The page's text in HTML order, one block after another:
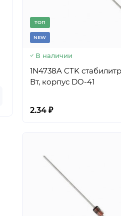
TОП
NEW
В наличии
1N4738A CTK
Вт, корпус DO-41
2.34 ₽